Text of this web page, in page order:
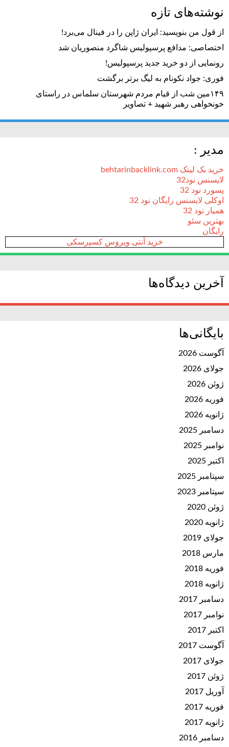
نوشته‌های تازه
از قول من بنویسید: ایران ژاپن را در فینال می‌برد!
اختصاصی: مدافع پرسپولیس شاگرد منصوریان شد
رونمایی از دو خرید جدید پرسپولیس!
فوری: جواد نکونام به لیگ برتر برگشت
۱۴۹مین شب از قیام مردم شهرستان سلماس در راستای
خونخواهی رهبر شهید + تصاویر
مدیر :
خرید بک لینک behtarinbacklink.com
لایسنس نود32
پسورد نود 32
اوکلی لایسنس رایگان نود 32
همیار نود 32
بهترین سئو
رایگان
خرید آنتی ویروس کسپرسکی
آخرین دیدگاه‌ها
بایگانی‌ها
آگوست 2026
جولای 2026
ژوئن 2026
فوریه 2026
ژانویه 2026
دسامبر 2025
نوامبر 2025
اکتبر 2025
سپتامبر 2025
سپتامبر 2023
ژوئن 2020
ژانویه 2020
جولای 2019
مارس 2018
فوریه 2018
ژانویه 2018
دسامبر 2017
نوامبر 2017
اکتبر 2017
آگوست 2017
جولای 2017
ژوئن 2017
آوریل 2017
فوریه 2017
ژانویه 2017
دسامبر 2016